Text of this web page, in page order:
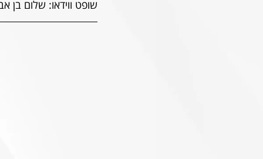
שופט ווידאו: שלום בן